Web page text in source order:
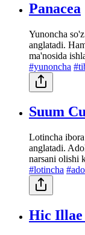
Panacea
Yunoncha
anglatadi.
ma'nosida
#yunoncha
Suum
Lotincha
anglatadi.
narsani olishi
#lotincha
Hic